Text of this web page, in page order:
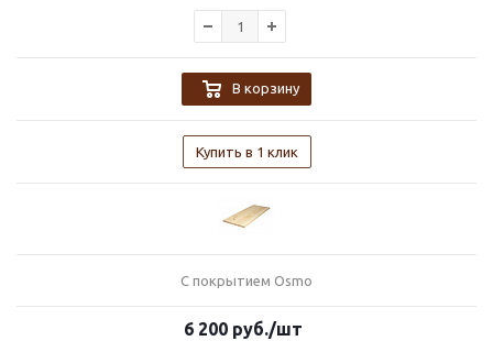
В корзину
Купить в 1 клик
С покрытием Osmo
6 200руб./шт